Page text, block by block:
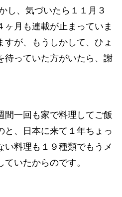
し、気づいたら１１月３
ヶ月も連載が止まっていま
すが、もうしかして、ひょ
待っていた方がいたら、謝
間一回も家で料理してご飯
と、日本に来て１年ちょっ
い料理も１９種類でもうメ
いたからのです。